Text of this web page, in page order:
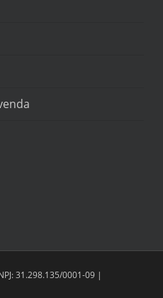
31.298.135/0001-09 |